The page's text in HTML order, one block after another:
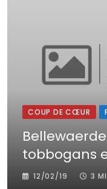
COUP DE CŒUR
tobbogans
12/02/19 3